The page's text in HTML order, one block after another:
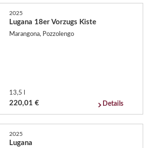
2025
Lugana 18er Vorzugs Kiste
Marangona, Pozzolengo
13,5 l
220,01 € Details
2025
Lugana